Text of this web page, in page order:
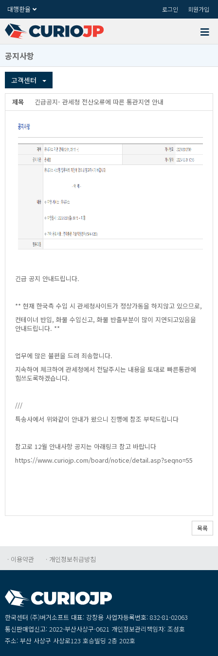
대행환율 로그인 회원가입
공지사항
고객센터
제목 긴급공지-관세청전산오류에따른통관지연안내
긴급공지안내드립니다.
**현재한국측수입시관세청사이트가정상가동을하지않고있으므로,
컨테이너반입,화물수입신고,화물반출부분이많이지연되고있음을
안내드립니다.**
업무에많은불편을드려죄송합니다.
지속하여체크하여관세청에서전달주시는내용을토대로빠른통관에
힘쓰도록하겠습니다.
///
특송사에서위와같이안내가왔으니진행에참조부탁드립니다
참고로12월안내사항공지는아래링크참고바랍니다
https://www.curiojp.com/board/notice/detail.asp?seqno=55
목록
·이용약관 ·개인정보취급방침
한국센터(주)버거소프트대표:강창용사업자등록번호:832-81-02063
통신판매업신고:2022-부산사상구-0621개인정보관리책임자:조성호
주소:부산사상구사상로123호승빌딩2층202호